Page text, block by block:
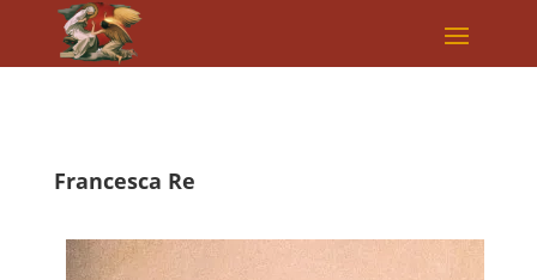
Francesca Re